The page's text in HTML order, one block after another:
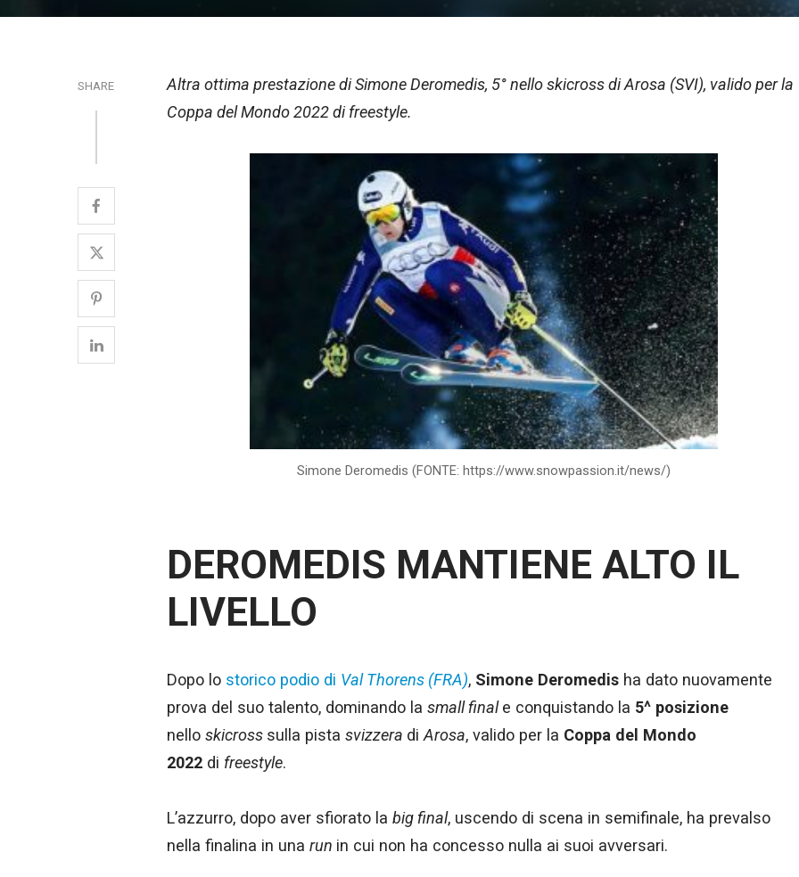
SHARE
Altra ottima prestazione di Simone Deromedis, 5° nello skicross di Arosa (SVI), valido per la
Coppa del Mondo 2022 di freestyle.
Simone Deromedis (FONTE: https://www.snowpassion.it/news/)
DEROMEDIS MANTIENE ALTO IL
LIVELLO
Dopo lo storico podio di Val Thorens (FRA), Simone Deromedis ha dato nuovamente
prova del suo talento, dominando la small finale conquistando la 5^ posizione
nello skicross sulla pista svizzera di Arosa, valido per la Coppa del Mondo
2022 di freestyle.
L’azzurro, dopo aver sfiorato la big final, uscendo di scena in semifinale, ha prevalso
nella finalina in una run in cui non ha concesso nulla ai suoi avversari.